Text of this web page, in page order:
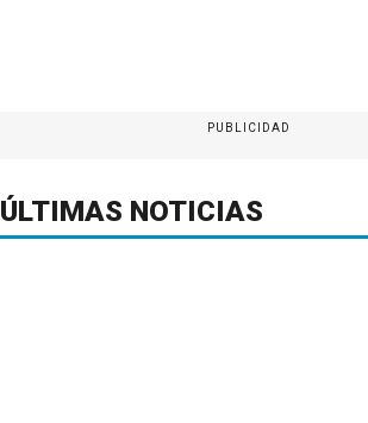
PUBLICIDAD
ÚLTIMAS NOTICIAS